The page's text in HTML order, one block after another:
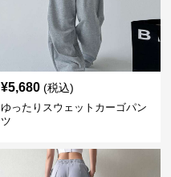
¥5,680 (税込)
ゆったりスウェットカーゴパン
ツ